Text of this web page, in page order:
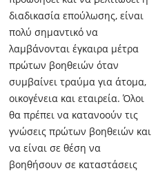
διαδικασία επούλωσης, είναι
πολύ σημαντικό να
λαμβάνονται έγκαιρα μέτρα
πρώτων βοηθειών όταν
συμβαίνει τραύμα για άτομα,
οικογένεια και εταιρεία. Όλοι
θα πρέπει να κατανοούν τις
γνώσεις πρώτων βοηθειών και
να είναι σε θέση να
βοηθήσουν σε καταστάσεις